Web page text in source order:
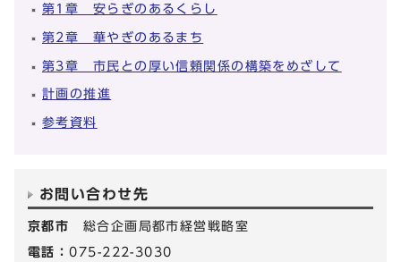
第1章 安らぎのあるくらし
第2章 華やぎのあるまち
第3章 市民との厚い信頼関係の構築をめざして
計画の推進
参考資料
お問い合わせ先
京都市 総合企画局都市経営戦略室
電話：075-222-3030